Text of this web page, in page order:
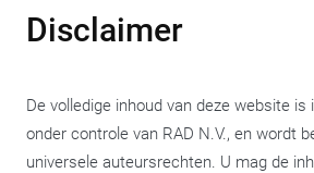
Disclaimer
De volledige inhoud van deze website
onder controle van RAD N.V., en wordt
universele auteursrechten. U mag de